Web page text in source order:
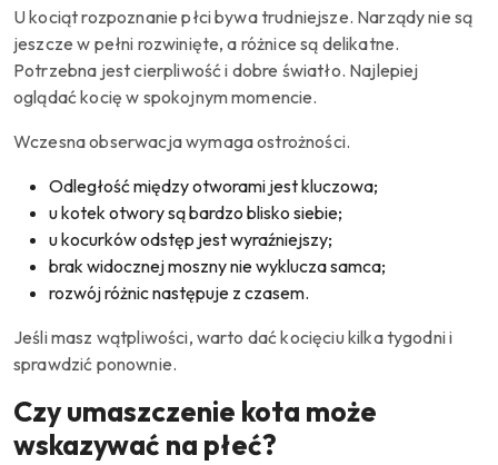
U kociąt rozpoznanie płci bywa trudniejsze. Narządy nie są
jeszcze w pełni rozwinięte, a różnice są delikatne.
Potrzebna jest cierpliwość i dobre światło. Najlepiej
oglądać kocię w spokojnym momencie.
Wczesna obserwacja wymaga ostrożności.
Odległość między otworami jest kluczowa;
u kotek otwory są bardzo blisko siebie;
u kocurków odstęp jest wyraźniejszy;
brak widocznej moszny nie wyklucza samca;
rozwój różnic następuje z czasem.
Jeśli masz wątpliwości, warto dać kocięciu kilka tygodni i
sprawdzić ponownie.
Czy umaszczenie kota może
wskazywać na płeć?